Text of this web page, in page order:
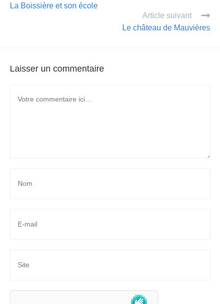
er
La Boissière et son école
Article suivant
Le château de Mauvières
Laisser un commentaire